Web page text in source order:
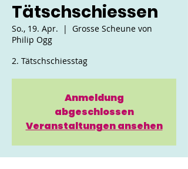
Tätschschiessen
So., 19. Apr.
  |
Grosse Scheune von
Philip Ogg
2. Tätschschiesstag
Anmeldung
abgeschlossen
Veranstaltungen ansehen